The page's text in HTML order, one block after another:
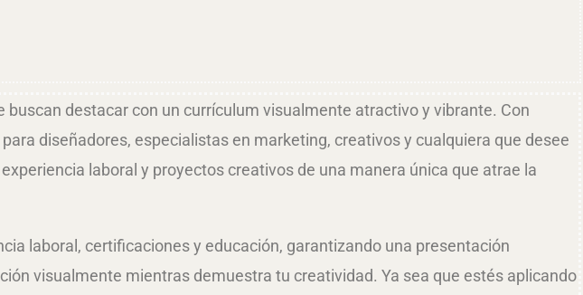
destacar con un currículum visualmente atractivo y vibrante. Con
diseñadores, especialistas en marketing, creativos y cualquiera que desee
laboral y proyectos creativos de una manera única que atrae la
laboral, certificaciones y educación, garantizando una presentación
visualmente mientras demuestra tu creatividad. Ya sea que estés aplicando